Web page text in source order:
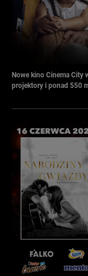
Nowe kino Cinema City
projektory i ponad 550